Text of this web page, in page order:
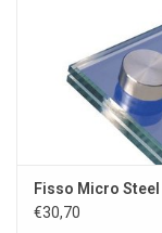
Fisso Micro Steel
€30,70